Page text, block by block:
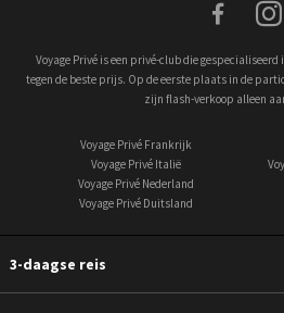
Voyage Privé is een privé-club die
tegen de beste prijs. Op de eerste plaats in de
zijn flash-verkoop alleen
Voyage Privé Frankrijk
Voyage Privé Italië
Voyage Privé Nederland
Voyage Privé Duitsland
3-daagse reis